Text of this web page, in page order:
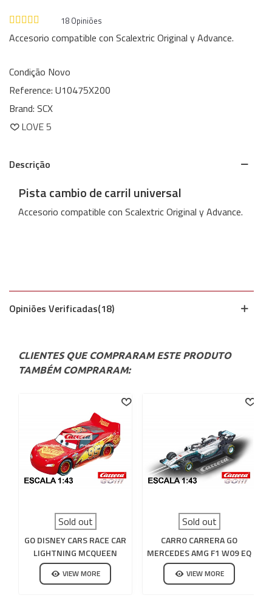
18 Opiniões
Accesorio compatible con Scalextric Original y Advance.
Condição Novo
Reference: U10475X200
Brand: SCX
LOVE5
Descrição
Pista cambio de carril universal
Accesorio compatible con Scalextric Original y Advance.
Opiniões Verificadas(18)
CLIENTES QUE COMPRARAM ESTE PRODUTO
TAMBÉM COMPRARAM:
Sold out
GO DISNEY CARS RACE CAR
LIGHTNING MCQUEEN
NEON NIGHTS COM LUZ
VIEW MORE
Sold out
CARRO CARRERA GO
MERCEDES AMG F1 W09 EQ
HAMILTON N44
VIEW MORE